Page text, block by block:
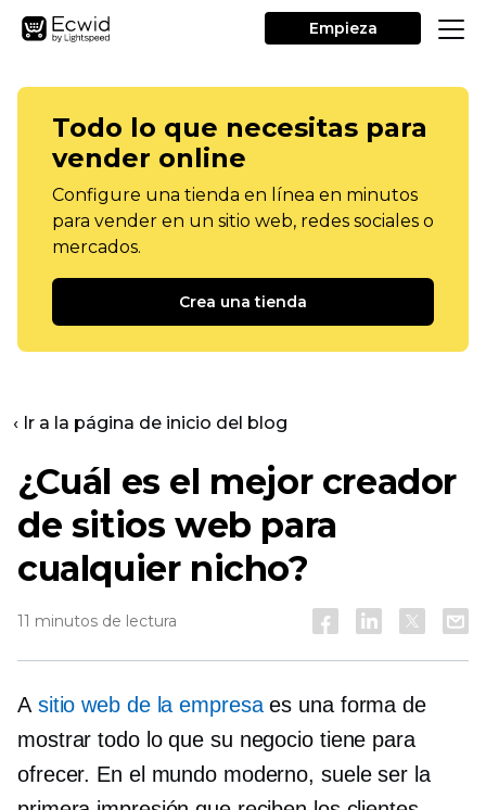
Empieza
Todo lo que necesitas para
vender online
Configure una tienda en línea en minutos
para vender en un sitio web, redes sociales o
mercados.
Crea una tienda
‹ Ir a la página de inicio del blog
¿Cuál es el mejor creador
de sitios web para
cualquier nicho?
11 minutos de lectura
A sitio web de la empresaes una forma de
mostrar todo lo que su negocio tiene para
ofrecer. En el mundo moderno, suele ser la